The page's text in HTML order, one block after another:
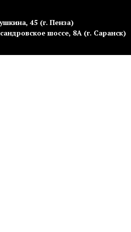
45 (г. Пенза)
шоссе, 8А (г. Саранск)